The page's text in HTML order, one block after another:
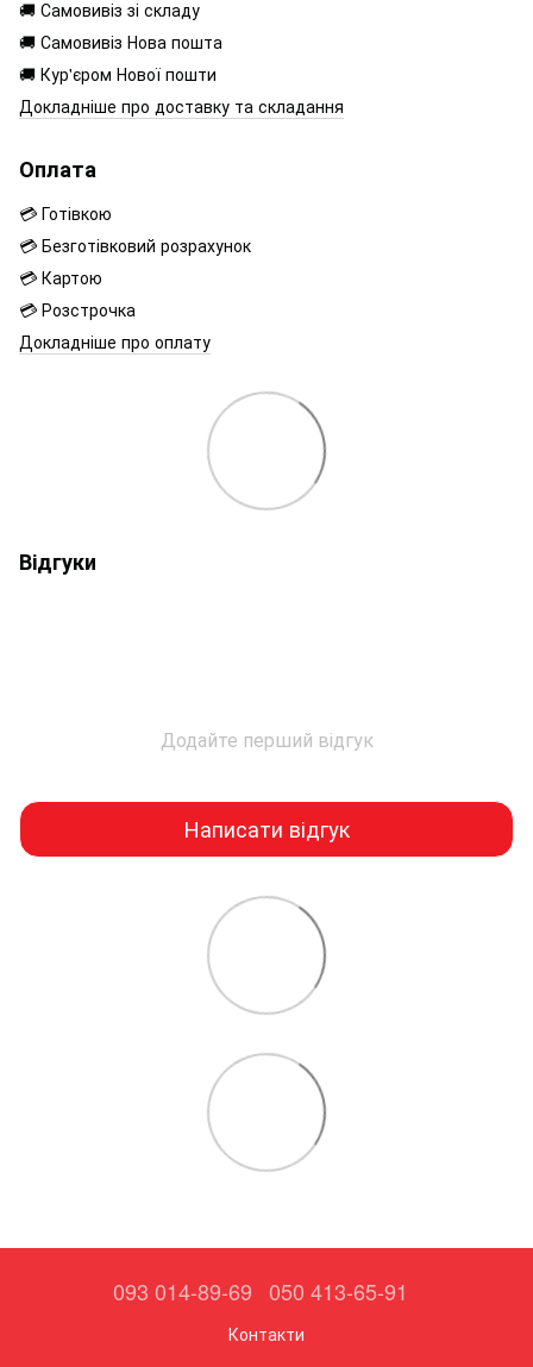
🚚 Самовивіз зі складу
🚚 Самовивіз Нова пошта
🚚 Кур'єром Нової пошти
Докладніше про доставку та складання
Оплата
💳 Готівкою
💳 Безготівковий розрахунок
💳 Картою
💳 Розстрочка
Докладніше про оплату
Відгуки
Додайте перший відгук
Написати відгук
093 014-89-69 050 413-65-91
Контакти